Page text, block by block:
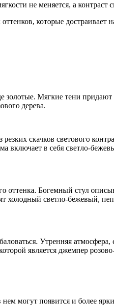
не меняется, а контраст
которые достраивает
золотые. Мягкие тени
дерева.
скачков светового
включает в себя светло-
Богемный стул
холодный светло-бежевый,
Утренняя
является джемпер
могут появится и более